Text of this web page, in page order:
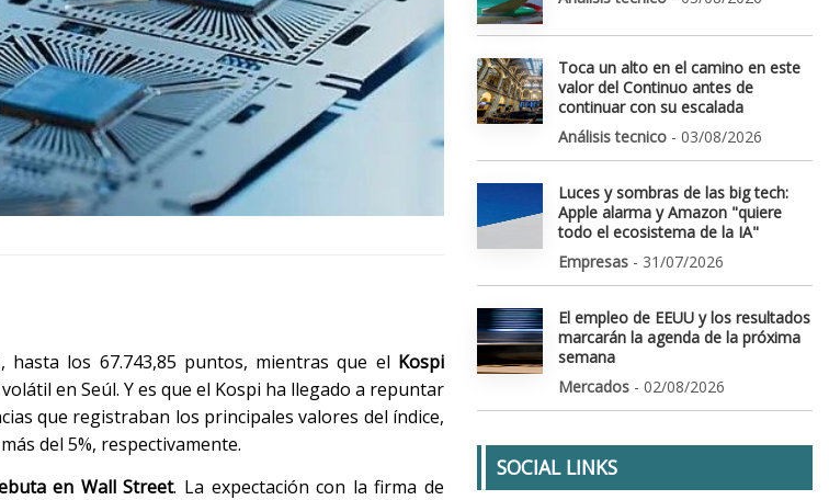
los 67.743,85 puntos, mientras que el Kospi
en Seúl. Y es que el Kospi ha llegado a repuntar
que registraban los principales valores del índice,
del 5%, respectivamente.
en Wall Street. La expectación con la firma de
Toca un alto en el camino en este
valor del Continuo antes de
continuar con su escalada
Análisis tecnico - 03/08/2026
Luces y sombras de las big tech:
Apple alarma y Amazon "quiere
todo el ecosistema de la IA"
Empresas - 31/07/2026
El empleo de EEUU y los resultados
marcarán la agenda de la próxima
semana
Mercados - 02/08/2026
SOCIAL LINKS